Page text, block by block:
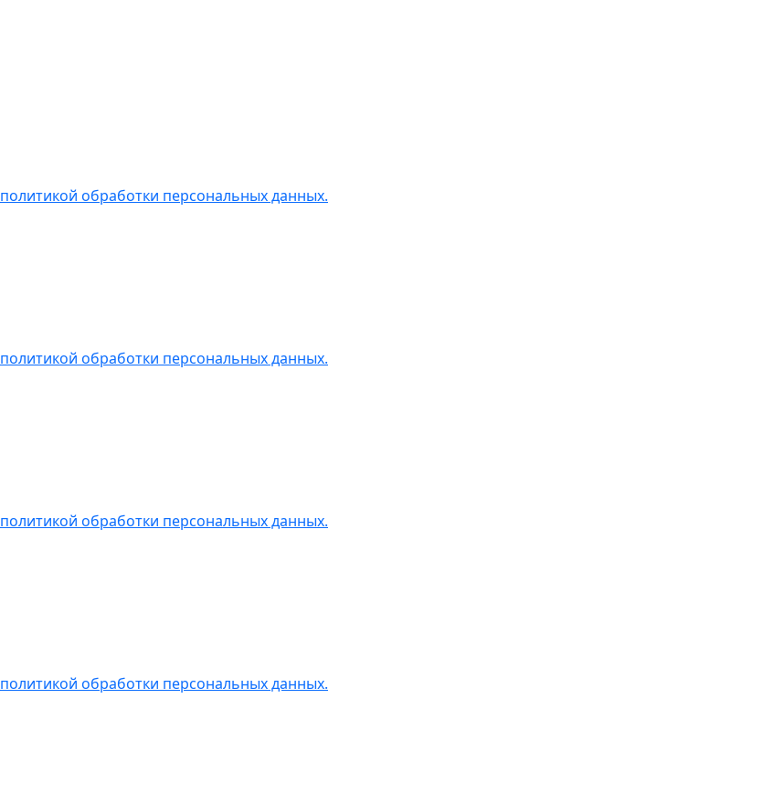
политикой обработки персональных данных.
политикой обработки персональных данных.
политикой обработки персональных данных.
политикой обработки персональных данных.